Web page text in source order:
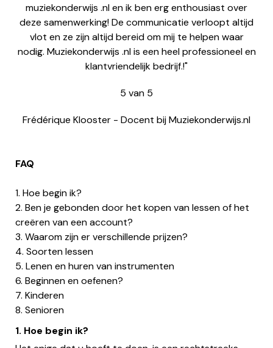
muziekonderwijs .nl en ik ben erg enthousiast over
deze samenwerking! De communicatie verloopt altijd
vlot en ze zijn altijd bereid om mij te helpen waar
nodig. Muziekonderwijs .nl is een heel professioneel en
klantvriendelijk bedrijf.!"
5 van 5
Frédérique Klooster - Docent bij Muziekonderwijs.nl
FAQ
1. Hoe begin ik?
2. Ben je gebonden door het kopen van lessen of het
creëren van een account?
3. Waarom zijn er verschillende prijzen?
4. Soorten lessen
5. Lenen en huren van instrumenten
6. Beginnen en oefenen?
7. Kinderen
8. Senioren
1. Hoe begin ik?